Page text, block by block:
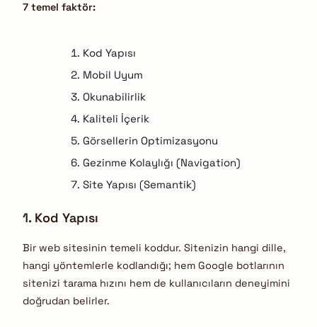
7 temel faktör:
Kod Yapısı
Mobil Uyum
Okunabilirlik
Kaliteli İçerik
Görsellerin Optimizasyonu
Gezinme Kolaylığı (Navigation)
Site Yapısı (Semantik)
1. Kod Yapısı
Bir web sitesinin temeli koddur. Sitenizin hangi dille,
hangi yöntemlerle kodlandığı; hem Google botlarının
sitenizi tarama hızını hem de kullanıcıların deneyimini
doğrudan belirler.